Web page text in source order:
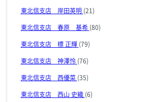
東北信支店 岸田英明 (21)
東北信支店 春原 基希 (80)
東北信支店 標 正輝 (79)
東北信支店 神澤怜 (76)
東北信支店 西優菜 (35)
東北信支店 西山 史織 (6)